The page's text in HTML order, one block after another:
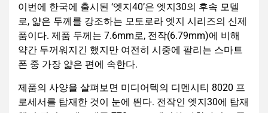
이번에 한국에 출시된 ‘엣지40’은 엣지30의 후속 모델
로, 얇은 두께를 강조하는 모토로라 엣지 시리즈의 신제
품이다. 제품 두께는 7.6mm로, 전작(6.79mm)에 비해
약간 두꺼워지긴 했지만 여전히 시중에 팔리는 스마트
폰 중 가장 얇은 편에 속한다.
제품의 사양을 살펴보면 미디어텍의 디멘시티 8020 프
로세서를 탑재한 것이 눈에 띈다. 전작인 엣지30에 탑재